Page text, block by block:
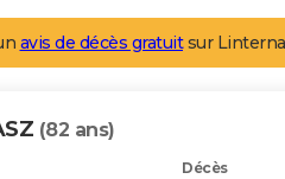
avis de décès gratuitsur
(82 ans)
Décès